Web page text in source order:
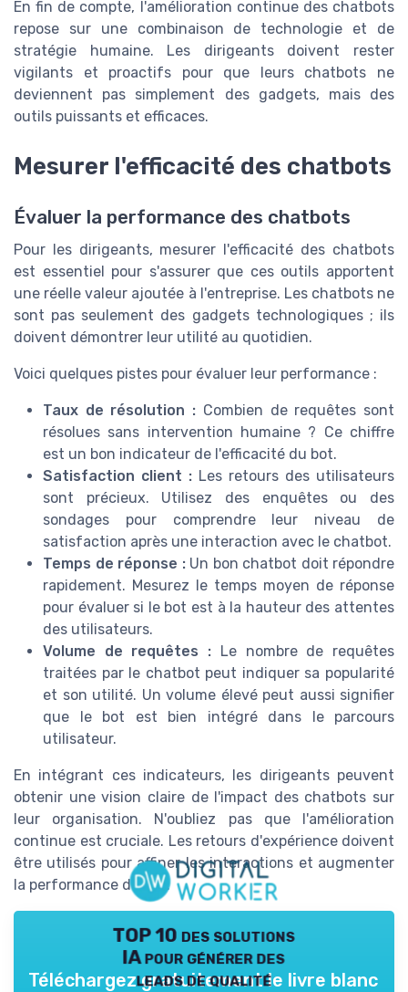
En fin de compte, l'amélioration continue des chatbots
repose sur une combinaison de technologie et de
stratégie humaine. Les dirigeants doivent rester
vigilants et proactifs pour que leurs chatbots ne
deviennent pas simplement des gadgets, mais des
outils puissants et efficaces.
Mesurer l'efficacité des chatbots
Évaluer la performance des chatbots
Pour les dirigeants, mesurer l'efficacité des chatbots
est essentiel pour s'assurer que ces outils apportent
une réelle valeur ajoutée à l'entreprise. Les chatbots ne
sont pas seulement des gadgets technologiques ; ils
doivent démontrer leur utilité au quotidien.
Voici quelques pistes pour évaluer leur performance :
Taux de résolution : Combien de requêtes sont
résolues sans intervention humaine ? Ce chiffre
est un bon indicateur de l'efficacité du bot.
Satisfaction client : Les retours des utilisateurs
sont précieux. Utilisez des enquêtes ou des
sondages pour comprendre leur niveau de
satisfaction après une interaction avec le chatbot.
Temps de réponse :Un bon chatbot doit répondre
rapidement. Mesurez le temps moyen de réponse
pour évaluer si le bot est à la hauteur des attentes
des utilisateurs.
Volume de requêtes : Le nombre de requêtes
traitées par le chatbot peut indiquer sa popularité
et son utilité. Un volume élevé peut aussi signifier
que le bot est bien intégré dans le parcours
utilisateur.
En intégrant ces indicateurs, les dirigeants peuvent
obtenir une vision claire de l'impact des chatbots sur
leur organisation. N'oubliez pas que l'amélioration
continue est cruciale. Les retours d'expérience doivent
être utilisés pour affiner les interactions et augmenter
la performance du bot.
TOP 10 des solutions
IA pour générer des
leads de qualité
Téléchargez gratuitement le livre blanc